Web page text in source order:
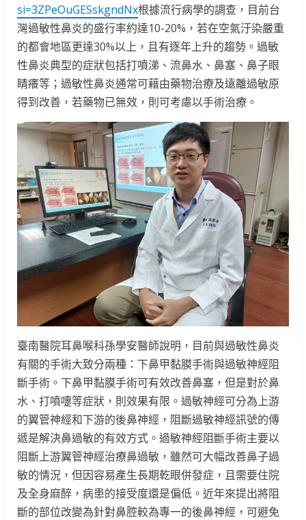
si=3ZPeOuGESskgndNx根據流行病學的調查，目前台
灣過敏性鼻炎的盛行率約達10-20%，若在空氣汙染嚴重
的都會地區更達30%以上，且有逐年上升的趨勢。過敏
性鼻炎典型的症狀包括打噴涕、流鼻水、鼻塞、鼻子眼
睛癢等；過敏性鼻炎通常可藉由藥物治療及遠離過敏原
得到改善，若藥物已無效，則可考慮以手術治療。
臺南醫院耳鼻喉科孫學安醫師說明，目前與過敏性鼻炎
有關的手術大致分兩種：下鼻甲黏膜手術與過敏神經阻
斷手術。下鼻甲黏膜手術可有效改善鼻塞，但是對於鼻
水、打噴嚏等症狀，則效果有限。過敏神經可分為上游
的翼管神經和下游的後鼻神經，阻斷過敏神經訊號的傳
遞是解決鼻過敏的有效方式。過敏神經阻斷手術主要以
阻斷上游翼管神經治療鼻過敏，雖然可大幅改善鼻子過
敏的情況，但因容易產生長期乾眼併發症，且需要住院
及全身麻醉，病患的接受度還是偏低。近年來提出將阻
斷的部位改變為針對鼻腔較為專一的後鼻神經，可避免